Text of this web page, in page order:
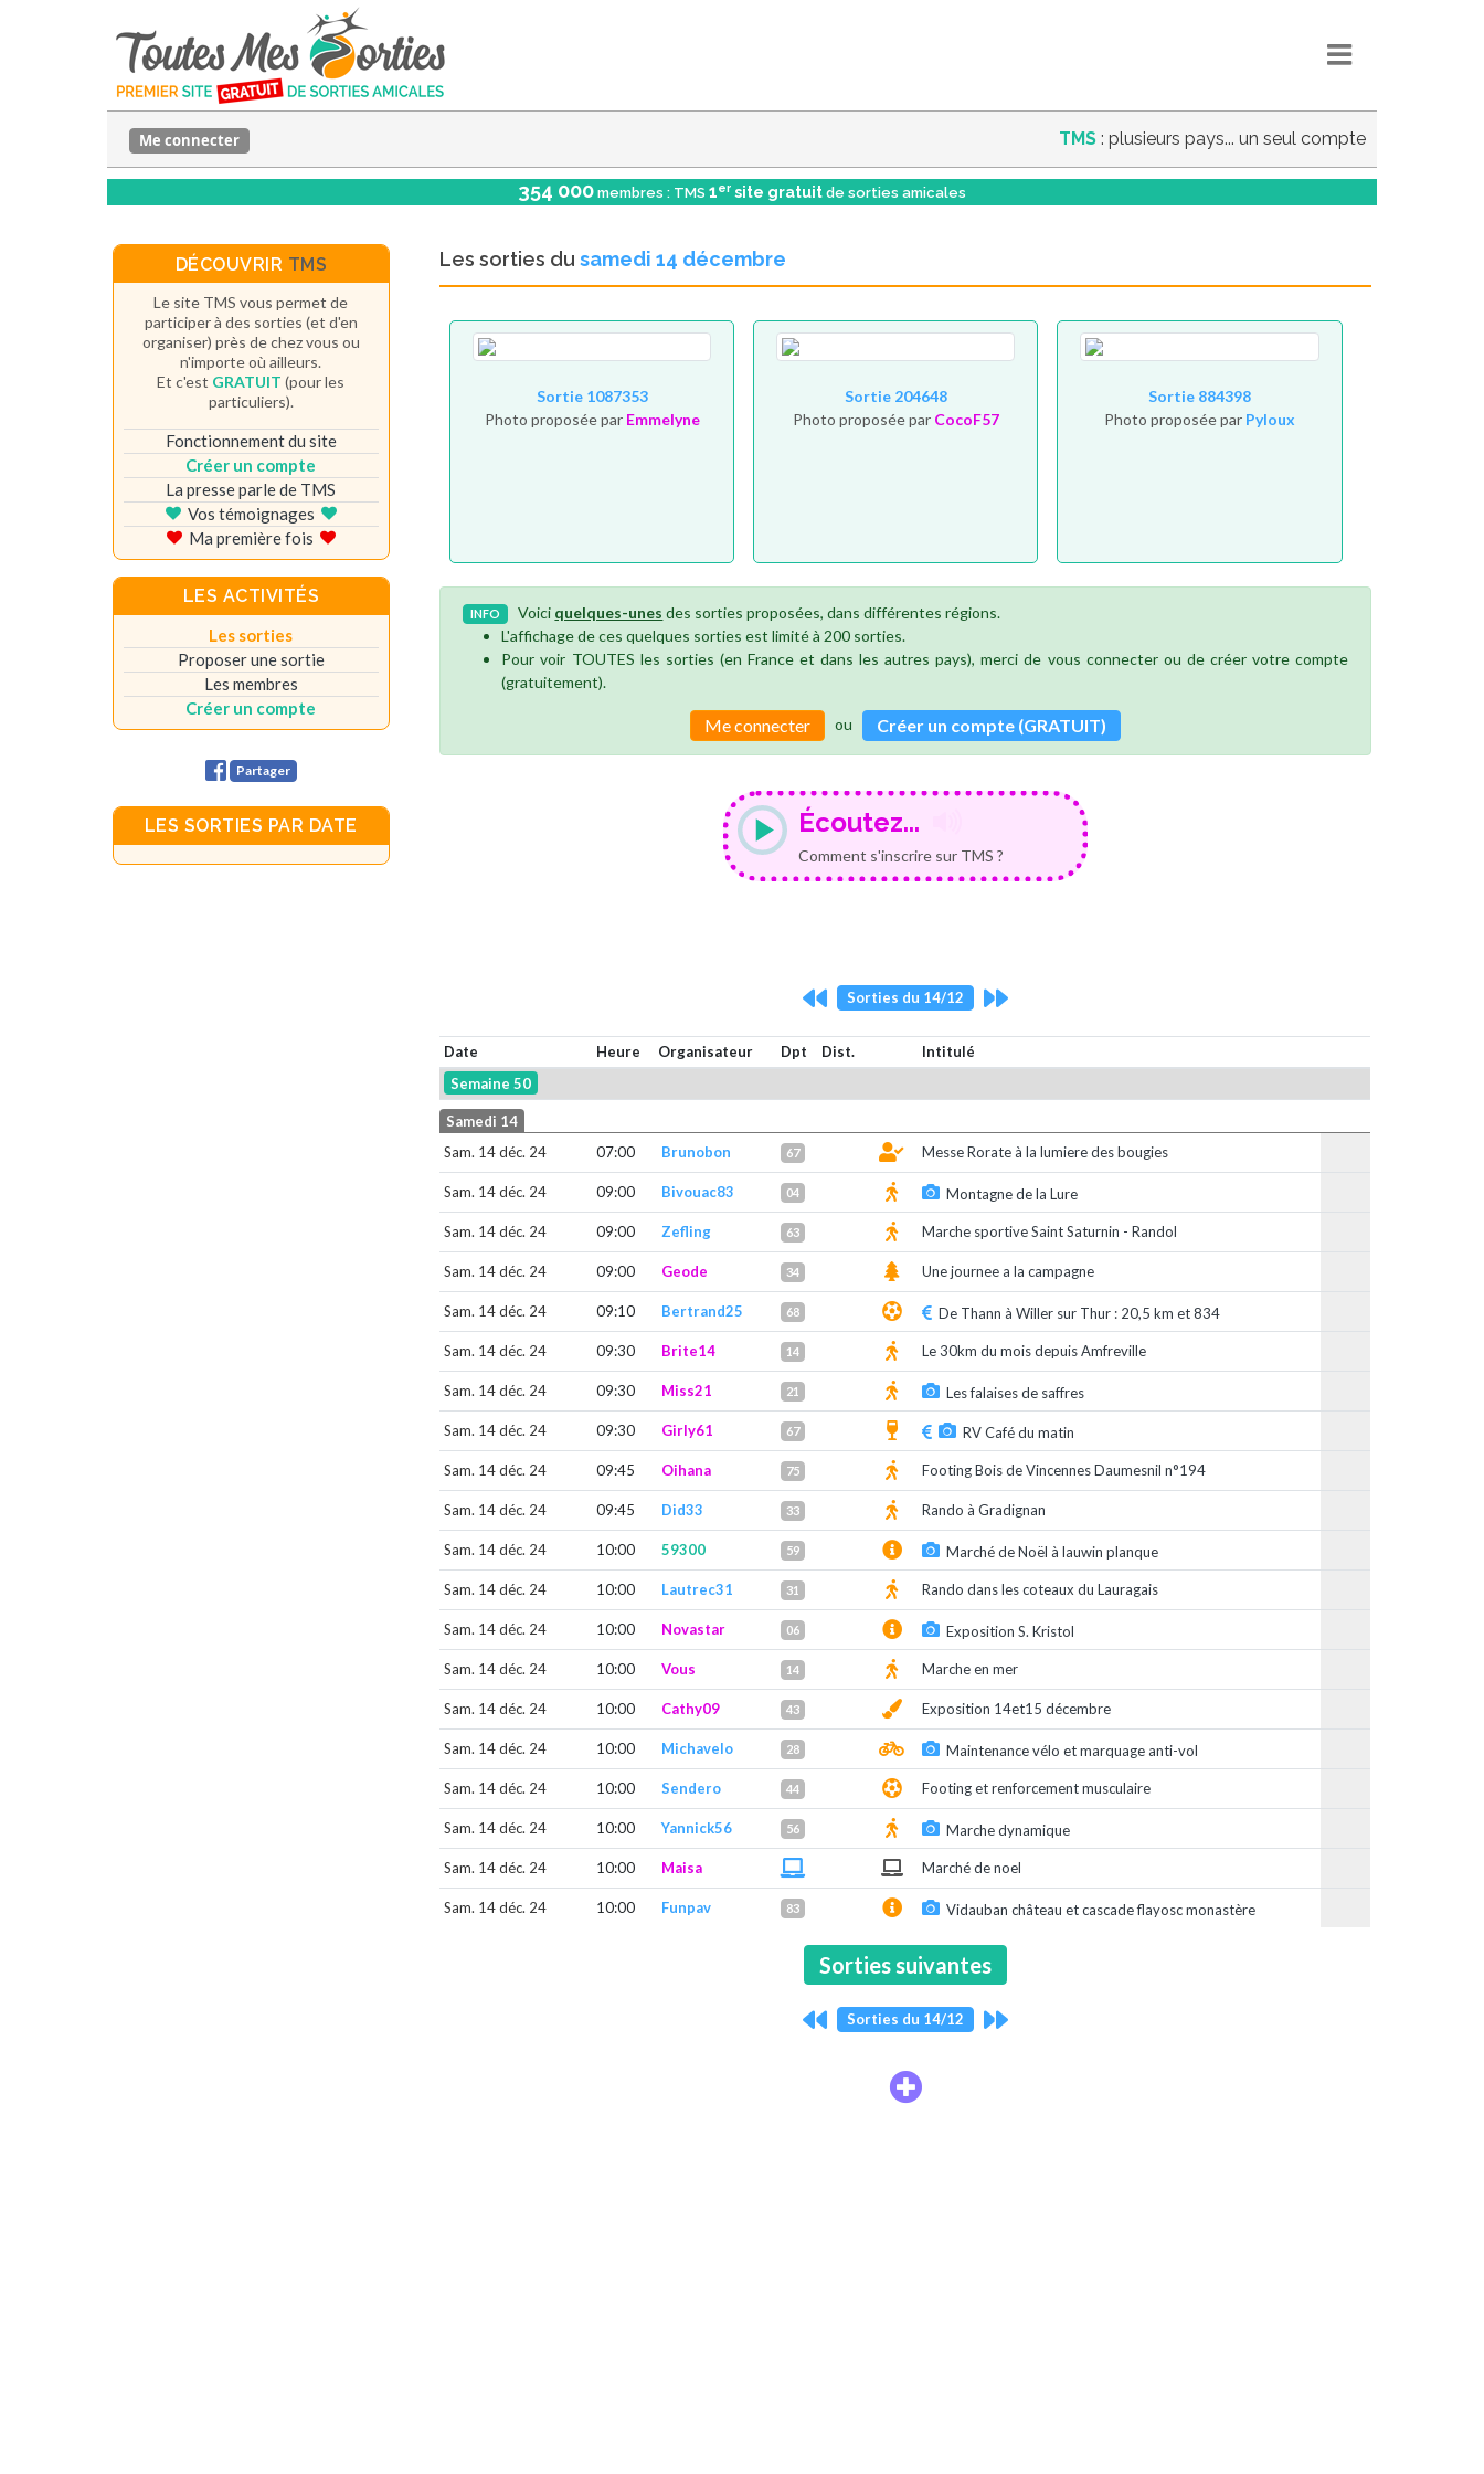
TMS : plusieurs pays... un seul compte
Me connecter
354 000 membres : TMS 1er site gratuit de sorties amicales
Les sorties dusamedi 14 décembre
Sortie 1087353
Photo proposée par Emmelyne
Sortie 204648
Photo proposée par CocoF57
Sortie 884398
Photo proposée par Pyloux
INFO Voici quelques-unes des sorties proposées, dans différentes régions.
L'affichage de ces quelques sorties est limité à 200 sorties.
Pour voir TOUTES les sorties (en France et dans les autres pays), merci de vous connecter ou de créer votre compte
(gratuitement).
Me connecter ou Créer un compte (GRATUIT)
Écoutez...
Comment s'inscrire sur TMS ?
Sorties du 14/12
Date Heure Organisateur Dpt Dist.
Intitulé
Semaine 50
Samedi 14
Sam. 14 déc. 24
07:00 Brunobon 67 Messe Rorate à la lumiere des bougies
Sam. 14 déc. 24 09:00 Bivouac83 04 Montagne de la Lure
Sam. 14 déc. 24 09:00 Zefling 63 Marche sportive Saint Saturnin - Randol
Sam. 14 déc. 24 09:00 Geode 34 Une journee a la campagne
Sam. 14 déc. 24 09:10 Bertrand25 68 De Thann à Willer sur Thur : 20,5 km et 834
Sam. 14 déc. 24 09:30 Brite14 14 Le 30km du mois depuis Amfreville
Sam. 14 déc. 24 09:30 Miss21 21 Les falaises de saffres
Sam. 14 déc. 24 09:30 Girly61 67 RV Café du matin
Sam. 14 déc. 24 09:45 Oihana 75 Footing Bois de Vincennes Daumesnil n°194
Sam. 14 déc. 24 09:45 Did33 33 Rando à Gradignan
Sam. 14 déc. 24 10:00 59300 59 Marché de Noël à lauwin planque
Sam. 14 déc. 24 10:00 Lautrec31 31 Rando dans les coteaux du Lauragais
Sam. 14 déc. 24 10:00 Novastar 06 Exposition S. Kristol
Sam. 14 déc. 24 10:00 Vous 14 Marche en mer
Sam. 14 déc. 24 10:00 Cathy09 43 Exposition 14et15 décembre
Sam. 14 déc. 24 10:00 Michavelo 28 Maintenance vélo et marquage anti-vol
Sam. 14 déc. 24 10:00 Sendero 44 Footing et renforcement musculaire
Sam. 14 déc. 24 10:00 Yannick56 56 Marche dynamique
Sam. 14 déc. 24 10:00 Maisa Marché de noel
Sam. 14 déc. 24 10:00 Funpav 83 Vidauban château et cascade flayosc monastère
Sorties suivantes
Sorties du 14/12
DÉCOUVRIR TMS
Le site TMS vous permet de
participer à des sorties (et d'en
organiser) près de chez vous ou
n'importe où ailleurs.
Et c'est GRATUIT (pour les
particuliers).
Fonctionnement du site
Créer un compte
La presse parle de TMS
Vos témoignages
Ma première fois
LES ACTIVITÉS
Les sorties
Proposer une sortie
Les membres
Créer un compte
Partager
LES SORTIES PAR DATE